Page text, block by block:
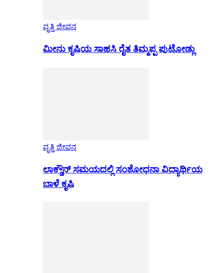
ವೃತ್ತಿ ಜೀವನ
ಮೀನು ಕೃಷಿಯ ಸಾಹಸಿ ರೈತ ತಿಮ್ಮಪ್ಪ ಪುಟೋಡ್ಲು
ವೃತ್ತಿ ಜೀವನ
ಲಾಕ್ಡೌನ್ ಸಮಯದಲ್ಲಿ ಸಂಶೋಧನಾ ವಿದ್ಯಾರ್ಥಿಯ
ಬಾಳೆ ಕೃಷಿ